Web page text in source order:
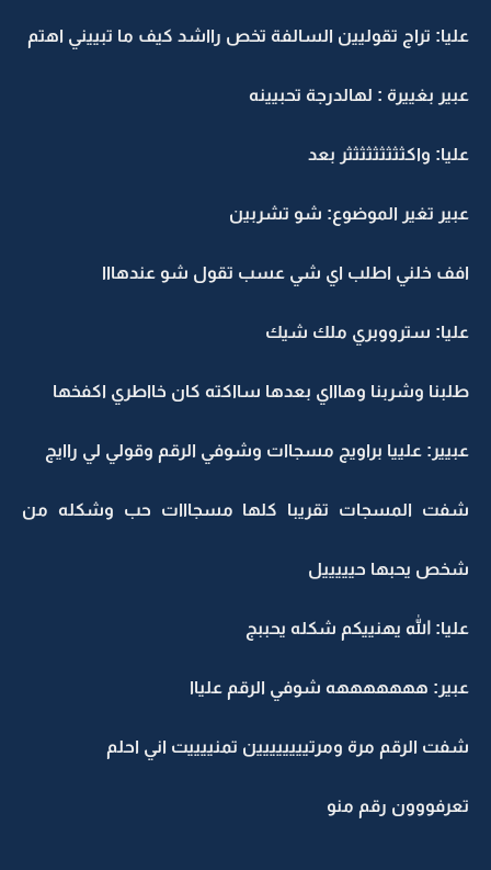
عليا: تراج تقوليين السالفة تخص رااشد كيف ما تبييني اهتم
عبير بغييرة : لهالدرجة تحبيينه
عليا: واكثثثثثثثثثر بعد
عبير تغير الموضوع: شو تشربين
افف خلني اطلب اي شي عسب تقول شو عندهااا
عليا: سترووبري ملك شيك
طلبنا وشربنا وهاااي بعدها سااكته كان خااطري اكفخها
عبيير: علييا براويج مسجاات وشوفي الرقم وقولي لي راايج
شفت المسجات تقريبا كلها مسجااات حب وشكله من
شخص يحبها حيييييل
عليا: الله يهنييكم شكله يحببج
عبير: هههههههه شوفي الرقم علياا
شفت الرقم مرة ومرتيييييييين تمنييييت اني احلم
تعرفووون رقم منو